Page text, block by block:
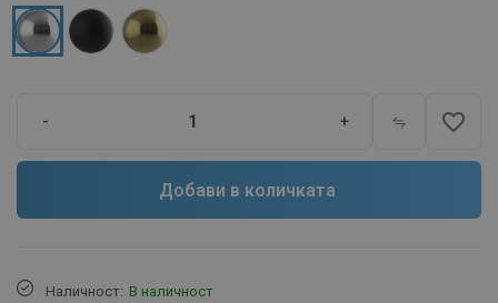
- + favorite_border
Добави в количката
Наличност: В наличност